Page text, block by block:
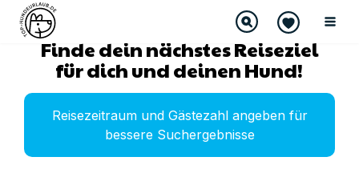
Finde dein nächstes Reiseziel
für dich und deinen Hund!
Reisezeitraum und Gästezahl angeben für
bessere Suchergebnisse